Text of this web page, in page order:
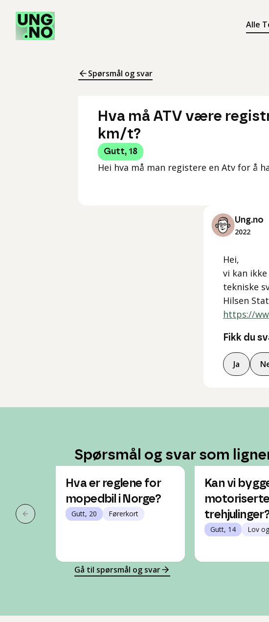
Alle
Spørsmål og svar
Hva må ATV være
km/t?
Gutt, 18
Hei hva må man registere en Atv for å
Ung.no
2022
Hei,
vi kan
tekniske
Hilsen
https://
Fikk du
Ja
Spørsmål og svar som
Forrige slide
Hva er reglene for
mopedbil i Norge?
Gutt, 20 Førerkort
Kan vi
motoriserte
Gutt, 14 Lov
Gå til spørsmål og svar